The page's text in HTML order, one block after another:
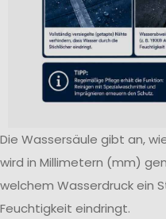
Die Wassersäule gibt an,
wird in Millimetern (mm)
welchem Wasserdruck ein
Feuchtigkeit eindringt.